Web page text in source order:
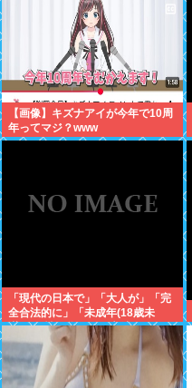
【画像】キズナアイが今年で10周
年ってマジ？www
「現代の日本で」「大人が」「完
全合法的に」「未成年(18歳未
満)」と性行為をする方法ってある
の？